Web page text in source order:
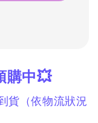
購中💥
貨（依物流狀況